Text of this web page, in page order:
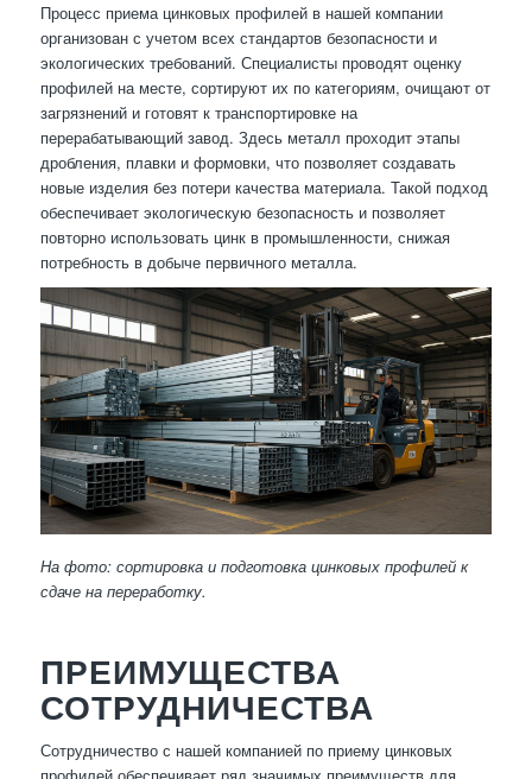
Процесс приема цинковых профилей в нашей компании
организован с учетом всех стандартов безопасности и
экологических требований. Специалисты проводят оценку
профилей на месте, сортируют их по категориям, очищают от
загрязнений и готовят к транспортировке на
перерабатывающий завод. Здесь металл проходит этапы
дробления, плавки и формовки, что позволяет создавать
новые изделия без потери качества материала. Такой подход
обеспечивает экологическую безопасность и позволяет
повторно использовать цинк в промышленности, снижая
потребность в добыче первичного металла.
На фото: сортировка и подготовка цинковых профилей к
сдаче на переработку.
ПРЕИМУЩЕСТВА
СОТРУДНИЧЕСТВА
Сотрудничество с нашей компанией по приему цинковых